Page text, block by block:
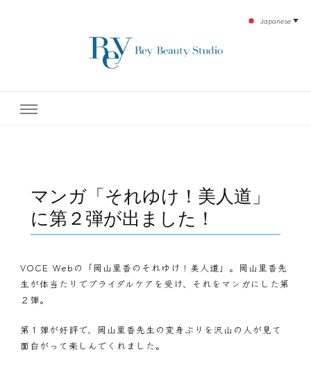
テ開設45年の実績を誇る本格エステだからこそ、お客様が必ず満足してもらえるこ
マンガ「それゆけ！美人道」
に第２弾が出ました！
VOCE Webの「岡山里香のそれゆけ！美人道」。岡山里香先
生が体当たりでブライダルケアを受け、それをマンガにした第
２弾。
第１弾が好評で、岡山里香先生の変身ぶりを沢山の人が見て
面白がって楽しんでくれました。
Japanese ▼